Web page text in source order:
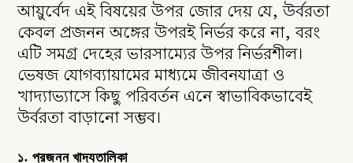
আয়ুর্বেদ এই বিষয়ের উপর জোর দেয় যে, উর্বরতা
কেবল প্রজনন অঙ্গের উপরই নির্ভর করে না, বরং
এটি সমগ্র দেহের ভারসাম্যের উপর নির্ভরশীল।
ভেষজ যোগব্যায়ামের মাধ্যমে জীবনযাত্রা ও
খাদ্যাভ্যাসে কিছু পরিবর্তন এনে স্বাভাবিকভাবেই
উর্বরতা বাড়ানো সম্ভব।
১. প্রজনন খাদ্যতালিকা